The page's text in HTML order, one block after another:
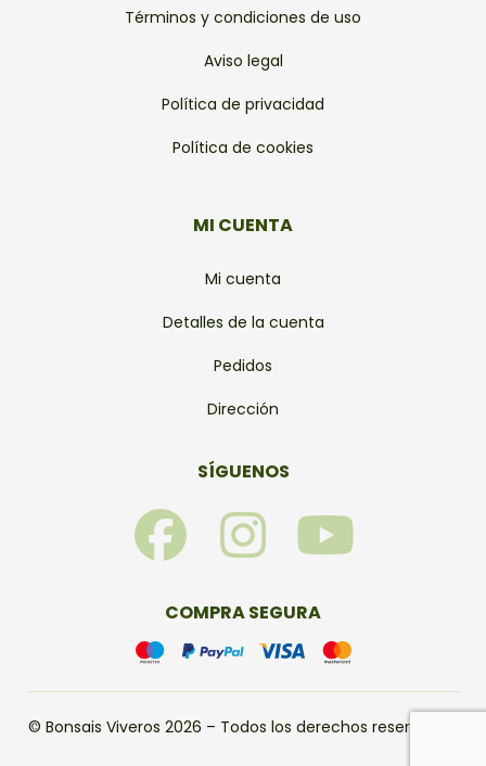
Términos y condiciones de uso
Aviso legal
Política de privacidad
Política de cookies
MI CUENTA
Mi cuenta
Detalles de la cuenta
Pedidos
Dirección
SÍGUENOS
F
a
c
e
b
I
n
s
t
a
Y
o
u
t
u
COMPRA SEGURA
© Bonsais Viveros 2026 – Todos los derechos reservados.